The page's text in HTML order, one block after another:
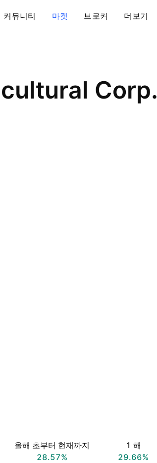
커뮤니티 마켓 브로커 더보기
Corp.
올해 초부터 현재까지
28.57%
1 해
29.66%